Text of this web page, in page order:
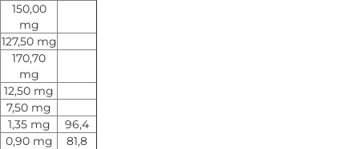
150,00
mg
127,50 mg
170,70
mg
12,50 mg
7,50 mg
1,35 mg
96,4
0,90 mg
81,8